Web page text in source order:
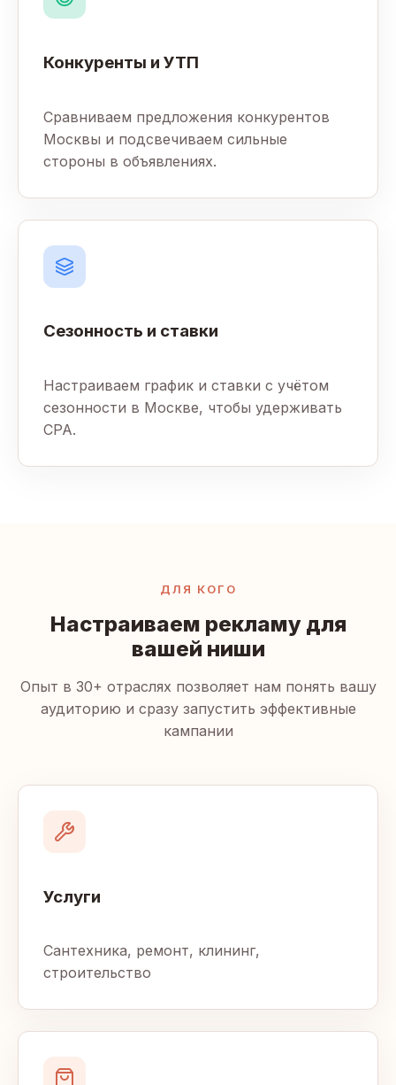
Конкуренты и УТП
Сравниваем предложения конкурентов
Москвы и подсвечиваем сильные
стороны в объявлениях.
Сезонность и ставки
Настраиваем график и ставки с учётом
сезонности в Москве, чтобы удерживать
CPA.
ДЛЯ КОГО
Настраиваем рекламу для
вашей ниши
Опыт в 30+ отраслях позволяет нам понять вашу
аудиторию и сразу запустить эффективные
кампании
Услуги
Сантехника, ремонт, клининг,
строительство